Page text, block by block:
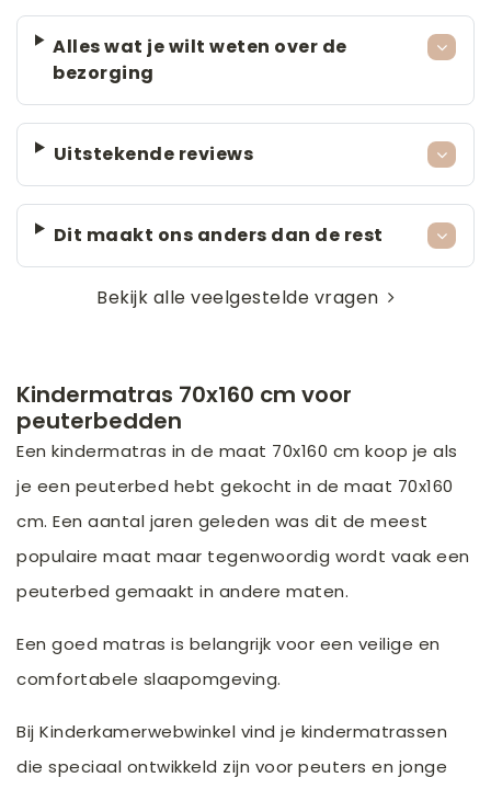
Alles wat je wilt weten over de
bezorging
Uitstekende reviews
Dit maakt ons anders dan de rest
Bekijk alle veelgestelde vragen
Kindermatras 70x160 cm voor
peuterbedden
Een kindermatras in de maat 70x160 cm koop je als
je een peuterbed hebt gekocht in de maat 70x160
cm. Een aantal jaren geleden was dit de meest
populaire maat maar tegenwoordig wordt vaak een
peuterbed gemaakt in andere maten.
Een goed matras is belangrijk voor een veilige en
comfortabele slaapomgeving.
Bij Kinderkamerwebwinkel vind je kindermatrassen
die speciaal ontwikkeld zijn voor peuters en jonge